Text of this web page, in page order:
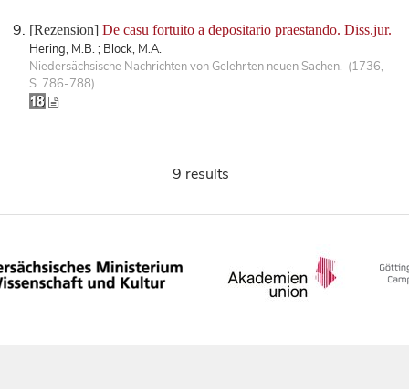
[Rezension] De casu fortuito a depositario praestando. Diss.jur.
Hering, M.B. ; Block, M.A.
Niedersächsische Nachrichten von Gelehrten neuen Sachen. (1736,
S. 786-788)
9 results